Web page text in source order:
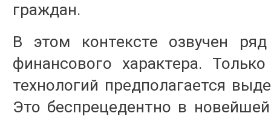
граждан.
В этом контексте озвучен
финансового характера.
технологий предполагается
Это беспрецедентно в